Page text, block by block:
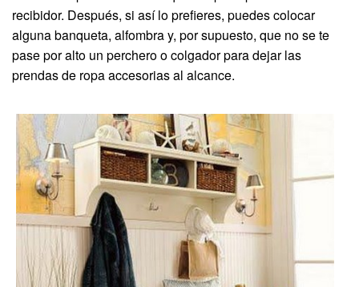
recibidor. Después, si así lo prefieres, puedes colocar
alguna banqueta, alfombra y, por supuesto, que no se te
pase por alto un perchero o colgador para dejar las
prendas de ropa accesorias al alcance.